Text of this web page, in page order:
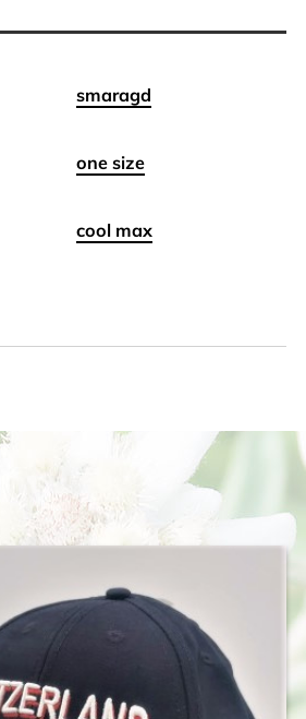
smaragd
one size
cool max